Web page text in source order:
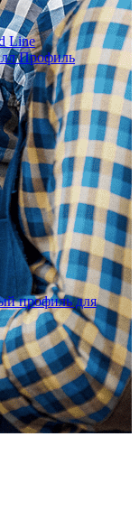
Line
Профиль
профиль для